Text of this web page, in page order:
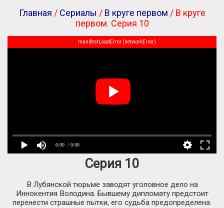
Главная / Сериалы / В круге первом / В круге
первом. Серия 10
0:00 / 0:00
manifestLoadError (networkError)
Серия 10
В Лубянской тюрьме заводят уголовное дело на
Иннокентия Володина. Бывшему дипломату предстоит
перенести страшные пытки, его судьба предопределена.